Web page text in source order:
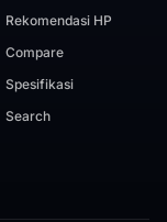
Rekomendasi HP
Compare
Spesifikasi
Search